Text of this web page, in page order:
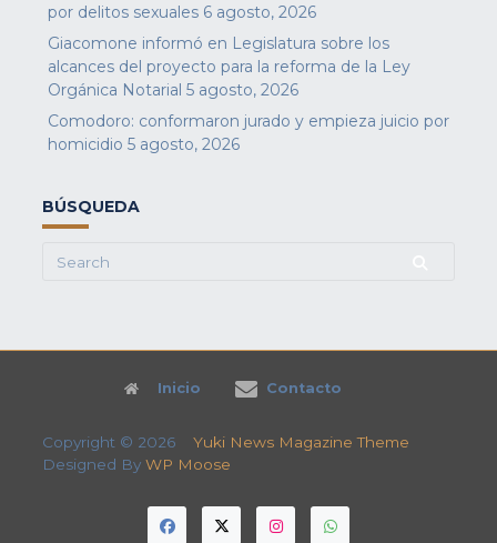
por delitos sexuales 6 agosto, 2026
Giacomone informó en Legislatura sobre los
alcances del proyecto para la reforma de la Ley
Orgánica Notarial 5 agosto, 2026
Comodoro: conformaron jurado y empieza juicio por
homicidio 5 agosto, 2026
BÚSQUEDA
Search
Inicio Contacto
Copyright © 2026 Yuki News Magazine Theme
Designed By WP Moose